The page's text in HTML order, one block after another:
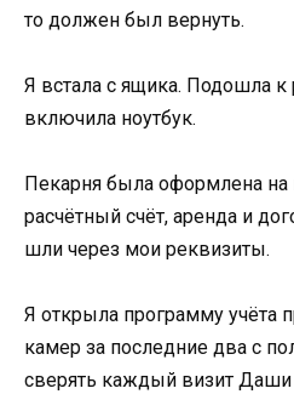
то должен был вернуть.
Я встала с ящика. Подошла к
включила ноутбук.
Пекарня была оформлена на
расчётный счёт, аренда и
шли через мои реквизиты.
Я открыла программу учёта
камер за последние два с
сверять каждый визит